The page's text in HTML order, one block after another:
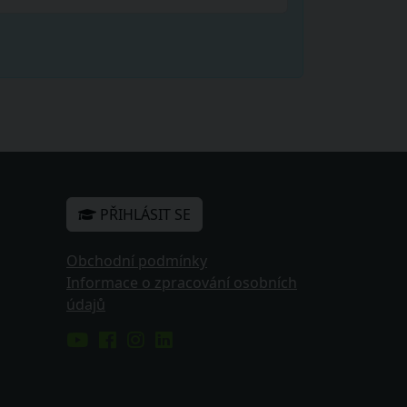
PŘIHLÁSIT SE
Obchodní podmínky
Informace o zpracování osobních
údajů